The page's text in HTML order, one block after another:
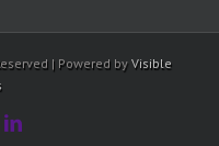
| Powered by Visible